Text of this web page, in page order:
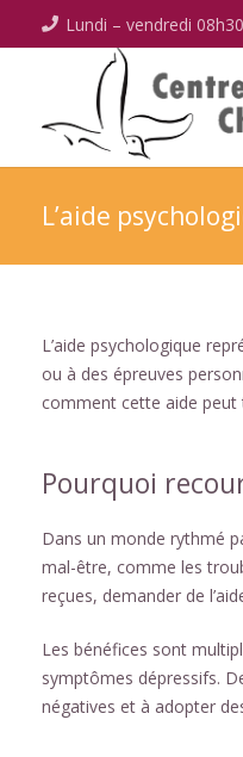
Lundi – vendredi
L’aide
L’aide psychologique
ou à des épreuves
comment cette aide
Pourquoi
Dans un monde rythmé
mal-être, comme les
reçues, demander de
Les bénéfices sont
symptômes dépressifs.
négatives et à adopter